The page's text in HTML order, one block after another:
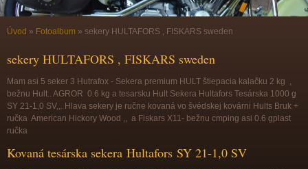
Úvod » Fotoalbum » sekery HULTAFORS , FISKARS sweden
sekery HULTAFORS , FISKARS sweden
Mam asi 5 seker 3 Hutrafox - Sekera premium HULT štiepacia kalačku 2 kg ,
bežnu Hult.. AGROR 0.6 kg a tesarsku Hult Sekera Hultafors Tesárska 1000 g
SY 21-1,0 SV,,. Hlava sekery je ručne kovaná vo švédskej kovárni Hults Bruk +
ručka American Hickory Wood ,, a Fiskars X11- bežnu cmping asi 0.6 gplast
ručka
Kovaná tesárska sekera Hultafors SY 21-1,0 SV